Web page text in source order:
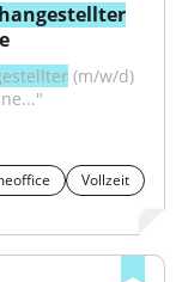
(m/w/d)
Vollzeit